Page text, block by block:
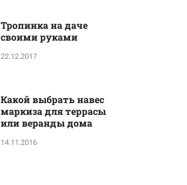
Тропинка на даче
своими руками
22.12.2017
Какой выбрать навес
маркиза для террасы
или веранды дома
14.11.2016